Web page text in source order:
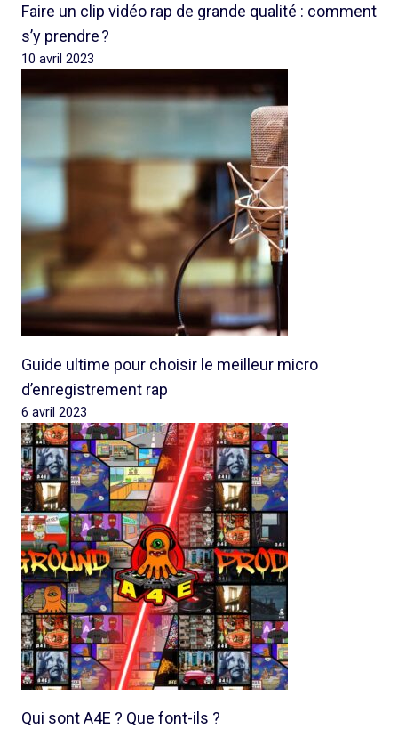
Faire un clip vidéo rap de grande qualité : comment
s’y prendre ?
10 avril 2023
Guide ultime pour choisir le meilleur micro
d’enregistrement rap
6 avril 2023
Qui sont A4E ? Que font-ils ?